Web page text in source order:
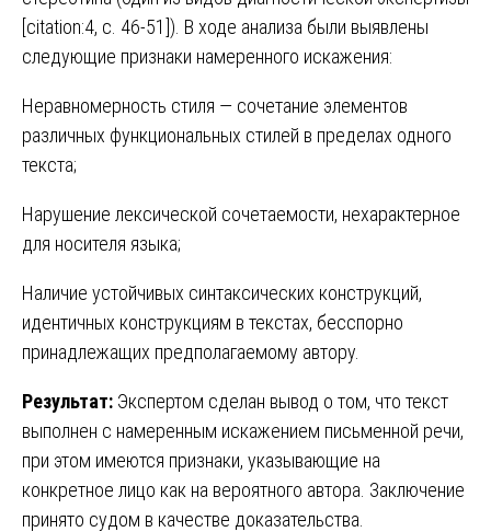
[citation:4, с. 46-51]). В ходе анализа были выявлены
следующие признаки намеренного искажения:
Неравномерность стиля — сочетание элементов
различных функциональных стилей в пределах одного
текста;
Нарушение лексической сочетаемости, нехарактерное
для носителя языка;
Наличие устойчивых синтаксических конструкций,
идентичных конструкциям в текстах, бесспорно
принадлежащих предполагаемому автору.
Результат: Экспертом сделан вывод о том, что текст
выполнен с намеренным искажением письменной речи,
при этом имеются признаки, указывающие на
конкретное лицо как на вероятного автора. Заключение
принято судом в качестве доказательства.